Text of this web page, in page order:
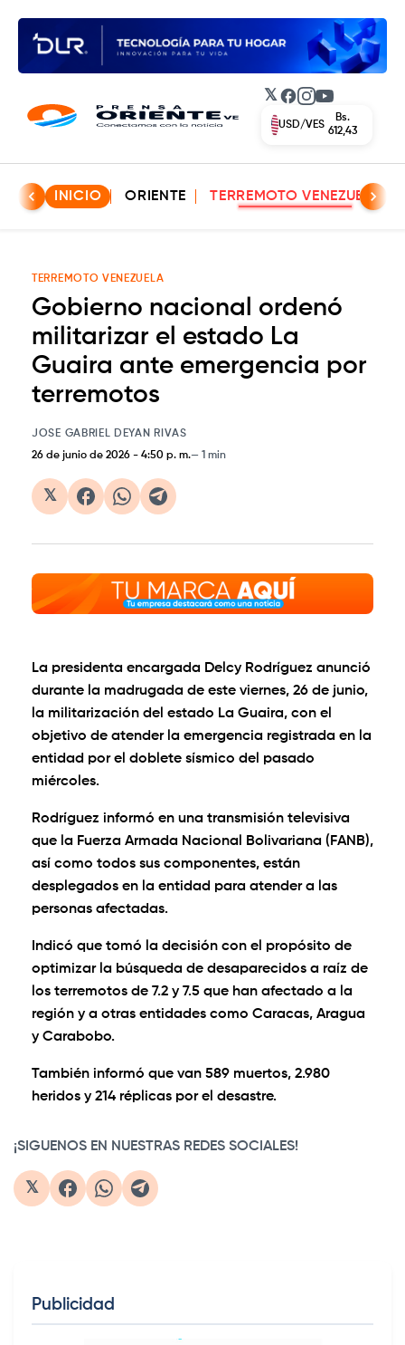
𝕏 Facebook
Instagram
YouTube
USD/VES
Bs.
612,43
INICIO ORIENTE TERREMOTO VENEZUELA
TERREMOTO VENEZUELA
Gobierno nacional ordenó
militarizar el estado La
Guaira ante emergencia por
terremotos
JOSE GABRIEL DEYAN RIVAS
26 de junio de 2026 - 4:50 p. m. 1 min
𝕏
La presidenta encargada Delcy Rodríguez anunció
durante la madrugada de este viernes, 26 de junio,
la militarización del estado La Guaira, con el
objetivo de atender la emergencia registrada en la
entidad por el doblete sísmico del pasado
miércoles.
Rodríguez informó en una transmisión televisiva
que la Fuerza Armada Nacional Bolivariana (FANB),
así como todos sus componentes, están
desplegados en la entidad para atender a las
personas afectadas.
Indicó que tomó la decisión con el propósito de
optimizar la búsqueda de desaparecidos a raíz de
los terremotos de 7.2 y 7.5 que han afectado a la
región y a otras entidades como Caracas, Aragua
y Carabobo.
También informó que van 589 muertos, 2.980
heridos y 214 réplicas por el desastre.
¡SIGUENOS EN NUESTRAS REDES SOCIALES!
𝕏
Publicidad